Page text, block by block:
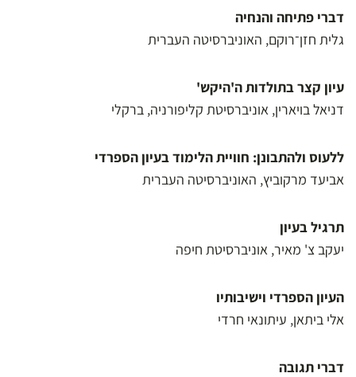
דברי פתיחה והנחיה
גלית חזן־רוקם, האוניברסיטה העברית
עיון קצר בתולדות ה'היקש'
דניאל בויארין, אוניברסיטת קליפורניה, ברקלי
ללעוס ולהתבונן: חוויית הלימוד בעיון הספרדי
אביעד מרקוביץ, האוניברסיטה העברית
תרגיל בעיון
יעקב צ' מאיר, אוניברסיטת חיפה
העיון הספרדי וישיבותיו
אלי ביתאן, עיתונאי חרדי
דברי תגובה